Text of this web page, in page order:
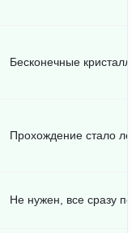
Бесконечные
Прохождение стало
Не нужен, все сразу